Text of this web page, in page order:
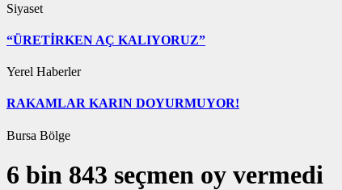
Siyaset
“ÜRETİRKEN AÇ KALIYORUZ”
Yerel Haberler
RAKAMLAR KARIN DOYURMUYOR!
Bursa Bölge
6 bin 843 seçmen oy vermedi